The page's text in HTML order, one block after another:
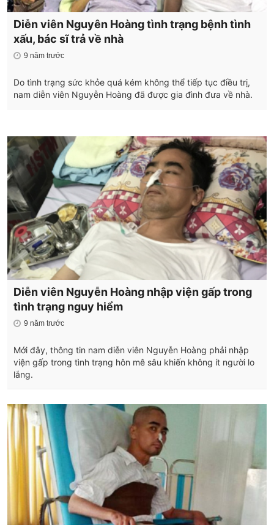
Diễn viên Nguyên Hoàng tình trạng bệnh tình
xấu, bác sĩ trả về nhà
9 năm trước
Do tình trạng sức khỏe quá kém không thể tiếp tục điều trị,
nam diễn viên Nguyễn Hoàng đã được gia đình đưa về nhà.
Diễn viên Nguyễn Hoàng nhập viện gấp trong
tình trạng nguy hiểm
9 năm trước
Mới đây, thông tin nam diễn viên Nguyễn Hoàng phải nhập
viện gấp trong tình trạng hôn mê sâu khiến không ít người lo
lắng.